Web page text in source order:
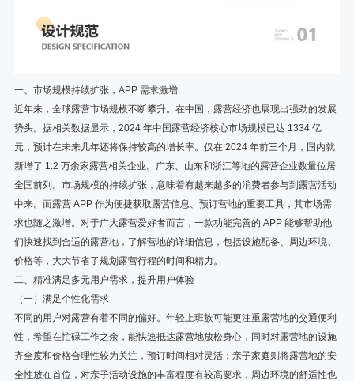
一、市场规模持续扩张，APP 需求激增
近年来，全球露营市场规模不断攀升。在中国，露营经济也展现出强劲的发展
势头。据相关数据显示，2024 年中国露营经济核心市场规模已达 1334 亿
元，预计在未来几年还将保持较高的增长率。仅在 2024 年前三个月，国内就
新增了 1.2 万余家露营相关企业。广东、山东和浙江等地的露营企业数量位居
全国前列。市场规模的持续扩张，意味着有越来越多的消费者参与到露营活动
中来。而露营 APP 作为便捷获取露营信息、预订营地的重要工具，其市场需
求也随之激增。对于广大露营爱好者而言，一款功能完善的 APP 能够帮助他
们快速找到合适的露营地，了解营地的详细信息，包括设施配备、周边环境、
价格等，大大节省了规划露营行程的时间和精力。
二、精准满足多元用户需求，提升用户体验
（一）满足个性化需求
不同的用户对露营有着不同的偏好。年轻上班族可能更注重露营地的交通便利
性，希望在忙碌工作之余，能快速抵达露营地放松身心，同时对露营地的设施
齐全度和价格合理性较为关注，预订时间相对灵活；亲子家庭则将露营地的安
全性放在首位，对亲子活动设施的丰富程度有较高要求，周边环境的舒适性也